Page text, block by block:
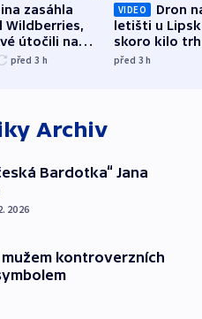
zasáhla
Wildberries,
útočili na
či
před 3 h
VIDEO
Dron
letišti u
skoro kilo
indicie
před 3h
Archiv
Bardotka“ Jana
2026
mužem kontroverzních